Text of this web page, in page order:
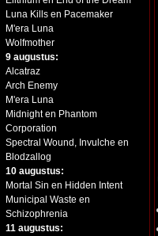
Luna Kills en Pacemaker
M'era Luna
Wolfmother
9 augustus:
Alcatraz
Arch Enemy
M'era Luna
Midnight en Phantom
Corporation
Spectral Wound, Invulche en
Blodzallog
10 augustus:
Mortal Sin en Hidden Intent
Municipal Waste en
Schizophrenia
11 augustus: